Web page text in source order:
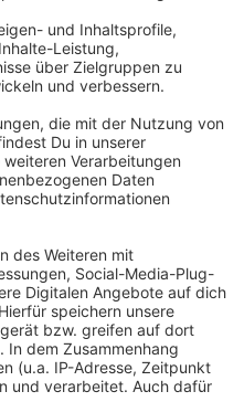
unter 0211-8990136